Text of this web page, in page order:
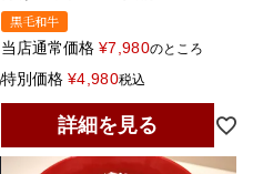
黒毛和牛
当店通常価格 ¥7,980のところ
特別価格 ¥4,980税込
詳細を見る